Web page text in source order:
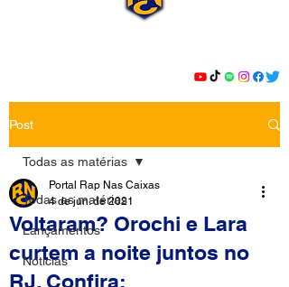
Post
Todas as matérias
Lançamentos
Notícias
Todas as matérias
Voltaram? Orochi e Lara
curtem a noite juntos no
RJ. Confira:
Portal Rap Nas Caixas
4 de jun. de 2021